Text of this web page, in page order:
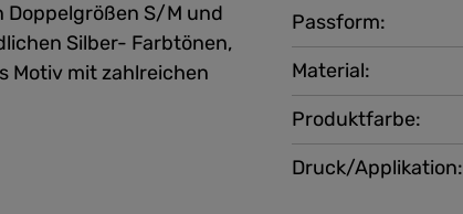
Doppelgrößen S/M und
Silber- Farbtönen,
Motiv mit zahlreichen
Produktfarbe:
Material:
Passform:
Druck/Applikation: